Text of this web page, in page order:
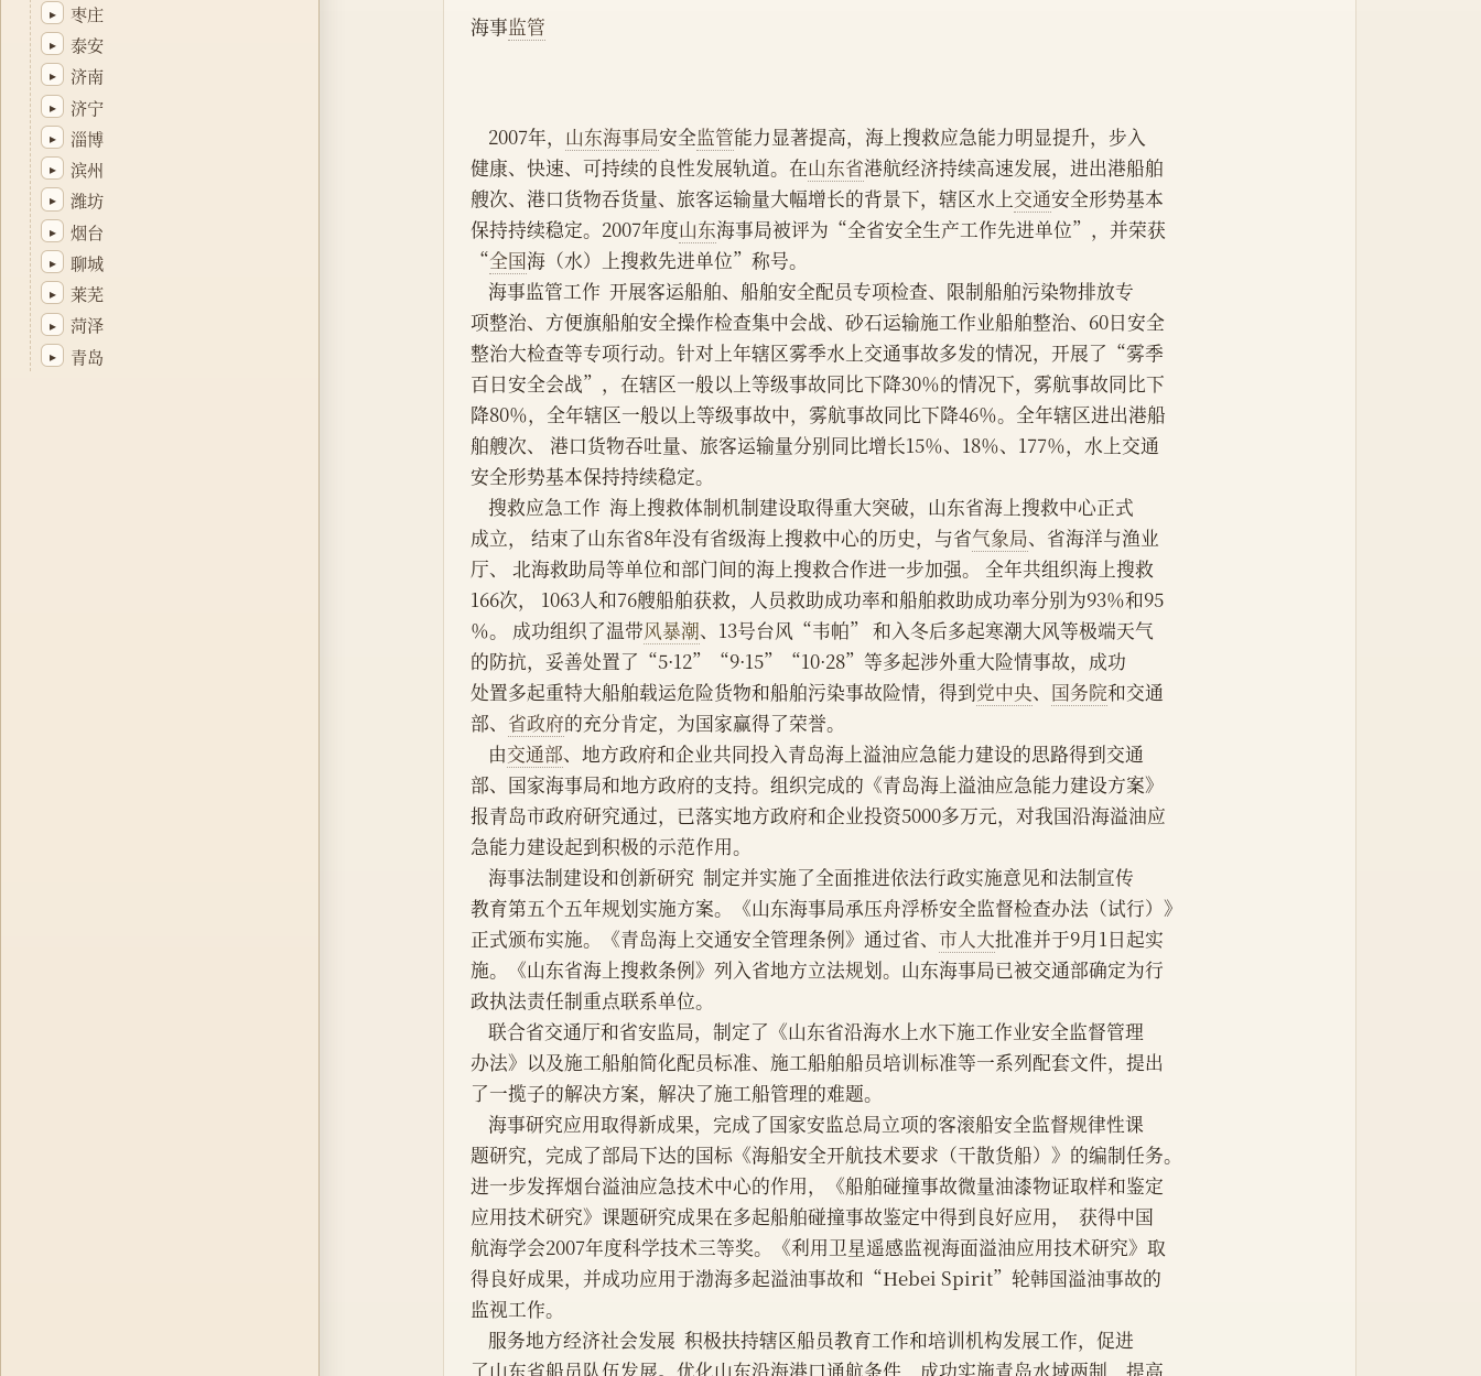
▸ 枣庄
▸ 泰安
▸ 济南
▸ 济宁
▸ 淄博
▸ 滨州
▸ 潍坊
▸ 烟台
▸ 聊城
▸ 莱芜
▸ 菏泽
▸ 青岛
海事监管
    2007年，
山东海事局安全监管能力显著提高，海上搜救应急能力明显提升，步入
健康、快速、可持续的良性发展轨道。在山东省港航经济持续高速发展，进出港船舶
艘次、港口货物吞货量、旅客运输量大幅增长的背景下，辖区水上交通安全形势基本
保持持续稳定。2007年度山东海事局被评为“全省安全生产工作先进单位”，并荣获
“全国海（水）上搜救先进单位”称号。
    海事监管工作  开展客运船舶、船舶安全配员专项检查、限制船舶污染物排放专
项整治、方便旗船舶安全操作检查集中会战、砂石运输施工作业船舶整治、60日安全
整治大检查等专项行动。针对上年辖区雾季水上交通事故多发的情况，开展了“雾季
百日安全会战”，在辖区一般以上等级事故同比下降30％的情况下，雾航事故同比下
降80％，全年辖区一般以上等级事故中，雾航事故同比下降46％。全年辖区进出港船
舶艘次、 港口货物吞吐量、旅客运输量分别同比增长15％、18％、177％，水上交通
安全形势基本保持持续稳定。
    搜救应急工作  海上搜救体制机制建设取得重大突破，山东省海上搜救中心正式
成立， 结束了山东省8年没有省级海上搜救中心的历史，与省气象局、省海洋与渔业
厅、 北海救助局等单位和部门间的海上搜救合作进一步加强。 全年共组织海上搜救
166次， 1063人和76艘船舶获救，人员救助成功率和船舶救助成功率分别为93％和95
％。 成功组织了温带风暴潮、13号台风“韦帕” 和入冬后多起寒潮大风等极端天气
的防抗，妥善处置了“5·12”“9·15”“10·28”等多起涉外重大险情事故，成功
处置多起重特大船舶载运危险货物和船舶污染事故险情，得到党中央、 国务院和交通
部、 省政府的充分肯定，为国家赢得了荣誉。
    由
交通部、地方政府和企业共同投入青岛海上溢油应急能力建设的思路得到交通
部、国家海事局和地方政府的支持。组织完成的《青岛海上溢油应急能力建设方案》
报青岛市政府研究通过，已落实地方政府和企业投资5000多万元，对我国沿海溢油应
急能力建设起到积极的示范作用。
    海事法制建设和创新研究  制定并实施了全面推进依法行政实施意见和法制宣传
教育第五个五年规划实施方案。《山东海事局承压舟浮桥安全监督检查办法（试行）》
正式颁布实施。《青岛海上交通安全管理条例》通过省、 市人大批准并于9月1日起实
施。《山东省海上搜救条例》列入省地方立法规划。山东海事局已被交通部确定为行
政执法责任制重点联系单位。
    联合省交通厅和省安监局，制定了《山东省沿海水上水下施工作业安全监督管理
办法》以及施工船舶简化配员标准、施工船舶船员培训标准等一系列配套文件，提出
了一揽子的解决方案，解决了施工船管理的难题。
    海事研究应用取得新成果，完成了国家安监总局立项的客滚船安全监督规律性课
题研究，完成了部局下达的国标《海船安全开航技术要求（干散货船）》的编制任务。
进一步发挥烟台溢油应急技术中心的作用，《船舶碰撞事故微量油漆物证取样和鉴定
应用技术研究》课题研究成果在多起船舶碰撞事故鉴定中得到良好应用，  获得中国
航海学会2007年度科学技术三等奖。《利用卫星遥感监视海面溢油应用技术研究》取
得良好成果，并成功应用于渤海多起溢油事故和“Hebei Spirit”轮韩国溢油事故的
监视工作。
    服务地方经济社会发展  积极扶持辖区船员教育工作和培训机构发展工作，促进
了山东省船员队伍发展。优化山东沿海港口通航条件，成功实施青岛水域两制，提高